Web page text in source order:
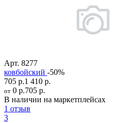
Арт. 8277
ковбойский -50%
705 р.1 410 р.
от 0 р.705 р.
В наличии на маркетплейсах
1 отзыв
3